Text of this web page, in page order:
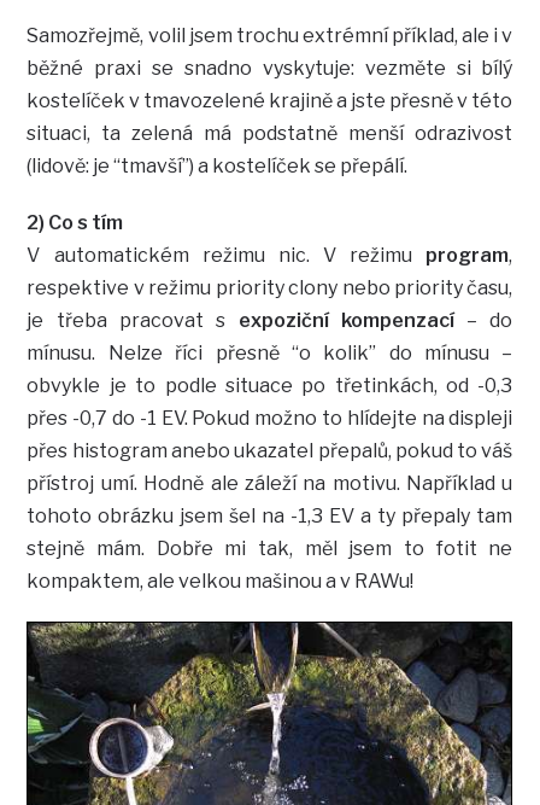
Samozřejmě, volil jsem trochu extrémní příklad, ale i v
běžné praxi se snadno vyskytuje: vezměte si bílý
kostelíček v tmavozelené krajině a jste přesně v této
situaci, ta zelená má podstatně menší odrazivost
(lidově: je “tmavší”) a kostelíček se přepálí.
2) Co s tím
V automatickém režimu nic. V režimu program,
respektive v režimu priority clony nebo priority času,
je třeba pracovat s expoziční kompenzací– do
mínusu. Nelze říci přesně “o kolik” do mínusu –
obvykle je to podle situace po třetinkách, od -0,3
přes -0,7 do -1 EV. Pokud možno to hlídejte na displeji
přes histogram anebo ukazatel přepalů, pokud to váš
přístroj umí. Hodně ale záleží na motivu. Například u
tohoto obrázku jsem šel na -1,3 EV a ty přepaly tam
stejně mám. Dobře mi tak, měl jsem to fotit ne
kompaktem, ale velkou mašinou a v RAWu!